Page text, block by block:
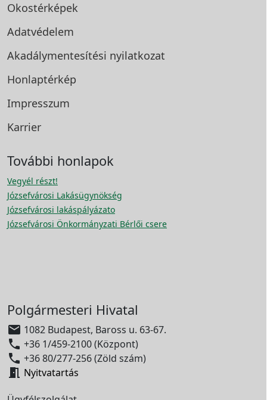
Okostérképek
Adatvédelem
Akadálymentesítési nyilatkozat
Honlaptérkép
Impresszum
Karrier
További honlapok
Vegyél részt!
Józsefvárosi Lakásügynökség
Józsefvárosi lakáspályázato
Józsefvárosi Önkormányzati Bérlői csere
Polgármesteri Hivatal
 1082 Budapest, Baross u. 63-67.
 +36 1/459-2100 (Központ)
 +36 80/277-256 (Zöld szám)
 Nyitvatartás